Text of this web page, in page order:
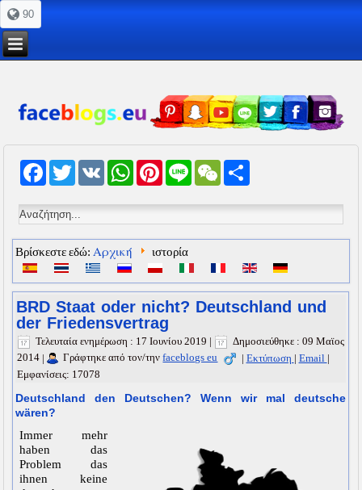
90
FacebookTwitterVK WhatsAppPinterest
Line WeChat
Βρίσκεστε εδώ:Αρχική ιστορία
BRD Staat oder nicht? Deutschland und
der Friedensvertrag
Τελευταία ενημέρωση : 17 Ιουνίου 2019 |
Δημοσιεύθηκε : 09 Μαϊος
2014 | Γράφτηκε από τον/τηνfaceblogs eu | Εκτύπωση | Email |
Εμφανίσεις: 17078
Deutschland den Deutschen? Wenn wir mal deutsche
wären?
Immer mehr
haben das
Problem das
ihnen keine